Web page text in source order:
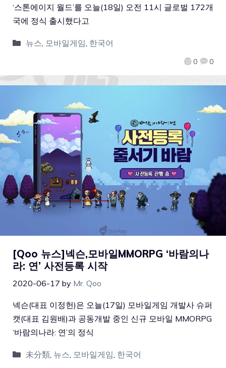
0 0
‘스톤에이지 월드’를 오늘(18일) 오전 11시 글로벌 172개
국에 정식 출시했다고
뉴스, 모바일게임, 한국어
[Qoo 뉴스]넥슨,모바일MMORPG ‘바람의나
라: 연’ 사전등록 시작
2020-06-17 by Mr. Qoo
넥슨(대표 이정헌)은 오늘(17일) 모바일게임 개발사 슈퍼
캣(대표 김원배)과 공동개발 중인 신규 모바일 MMORPG
‘바람의나라: 연’의 정식
未分類, 뉴스, 모바일게임, 한국어